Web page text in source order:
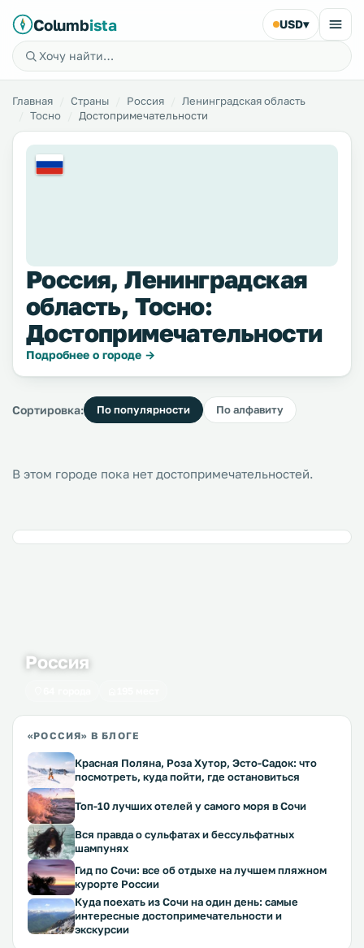
Columbista USD▾
Главная Страны Россия
Ленинградская область
Тосно
Достопримечательности
Россия, Ленинградская
область, Тосно:
Достопримечательности
Подробнее о городе →
Сортировка: По популярности По алфавиту
В этом городе пока нет достопримечательностей.
Россия
«РОССИЯ» В БЛОГЕ
Красная Поляна, Роза Хутор, Эсто-Садок: что
посмотреть, куда пойти, где остановиться
Топ-10 лучших отелей у самого моря в Сочи
Вся правда о сульфатах и бессульфатных
шампунях
Гид по Сочи: все об отдыхе на лучшем пляжном
курорте России
Куда поехать из Сочи на один день: самые
интересные достопримечательности и
экскурсии